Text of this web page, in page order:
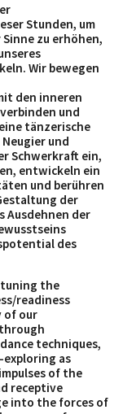
Stunden, um
zu erhöhen,
Wir bewegen
den inneren
und
tänzerische
und
Schwerkraft ein,
entwickeln ein
und berühren
der
Ausdehnen der
des
tuning the
readiness
of our
techniques,
as
of the
receptive
into the forces of